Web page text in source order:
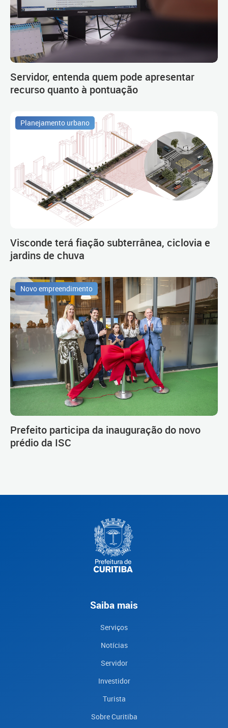
Servidor, entenda quem pode apresentar
recurso quanto à pontuação
Planejamento urbano
Visconde terá fiação subterrânea, ciclovia e
jardins de chuva
Novo empreendimento
Prefeito participa da inauguração do novo
prédio da ISC
Saiba mais
Serviços
Notícias
Servidor
Investidor
Turista
Sobre Curitiba